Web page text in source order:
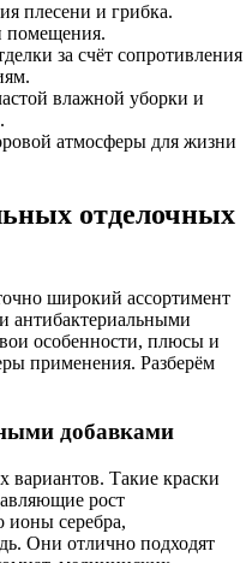
плесени и грибка.
помещения.
за счёт сопротивления
влажной уборки и
атмосферы для жизни
отделочных
широкий ассортимент
антибактериальными
особенности, плюсы и
применения. Разберём
добавками
вариантов. Такие краски
рост
ионы серебра,
Они отлично подходят